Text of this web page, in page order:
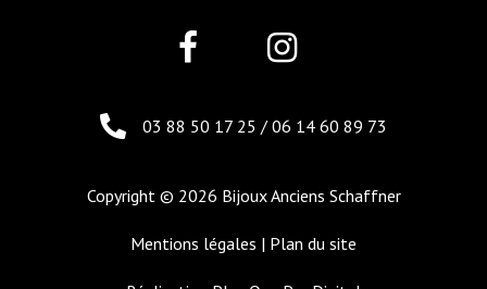
03 88 50 17 25 / 06 14 60 89 73
Copyright © 2026 Bijoux Anciens Schaffner
Mentions légales | Plan du site